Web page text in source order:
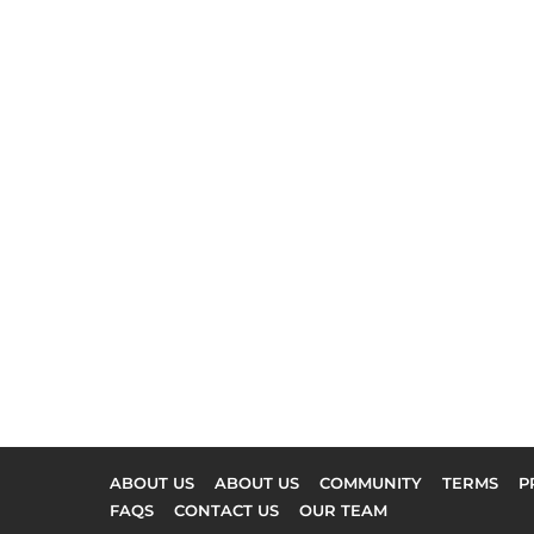
ABOUT US ABOUT US COMMUNITY TERMS
FAQS
CONTACT US OUR TEAM